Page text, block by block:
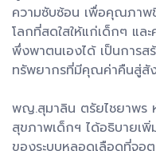
ความซับซ้อน เพื่อคุณภาพ
โลกที่สดใสให้แก่เด็กๆ แล
พึ่งพาตนเองได้ เป็นการ
ทรัพยากรที่มีคุณค่าคืนสู่สั
พญ.สุมาลิน ตรัยไชยาพร
สุขภาพเด็กฯ ได้อธิบายเ
ของระบบหลอดเลือดที่จอ